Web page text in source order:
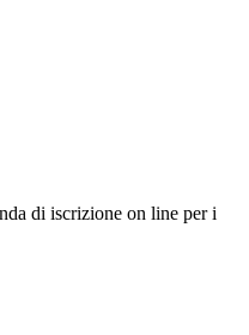
di iscrizione on line per i